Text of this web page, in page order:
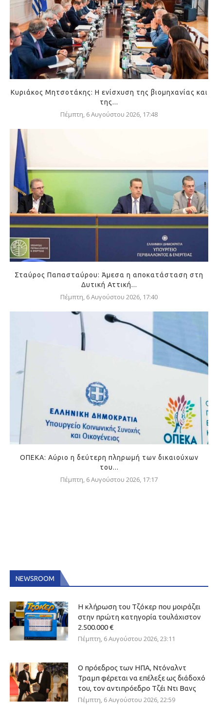
Κυριάκος Μητσοτάκης: Η ενίσχυση της βιομηχανίας και
της...
Πέμπτη, 6 Αυγούστου 2026, 17:48
Σταύρος Παπασταύρου: Άμεσα η αποκατάσταση στη
Δυτική Αττική...
Πέμπτη, 6 Αυγούστου 2026, 17:40
ΟΠΕΚΑ: Αύριο η δεύτερη πληρωμή των δικαιούχων
του...
Πέμπτη, 6 Αυγούστου 2026, 17:17
NEWSROOM
Η κλήρωση του Τζόκερ που μοιράζει
στην πρώτη κατηγορία τουλάχιστον
2.500.000 €
Πέμπτη, 6 Αυγούστου 2026, 23:11
Ο πρόεδρος των ΗΠΑ, Ντόναλντ
Τραμπ φέρεται να επέλεξε ως διάδοχό
του, τον αντιπρόεδρο Τζέι Ντι Βανς
Πέμπτη, 6 Αυγούστου 2026, 22:59